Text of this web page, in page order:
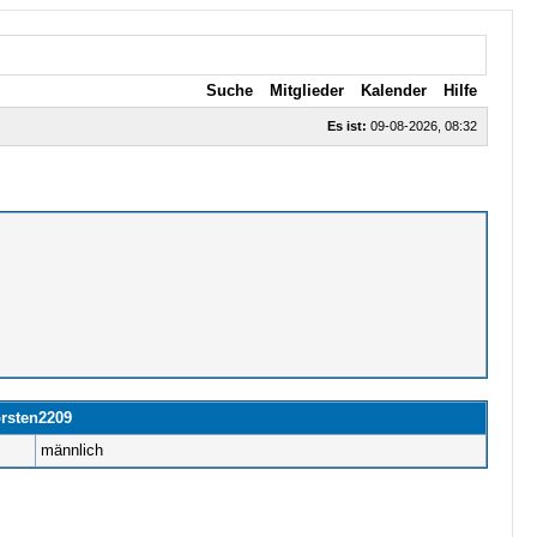
Suche Mitglieder Kalender Hilfe
Es ist: 09-08-2026, 08:32
männlich